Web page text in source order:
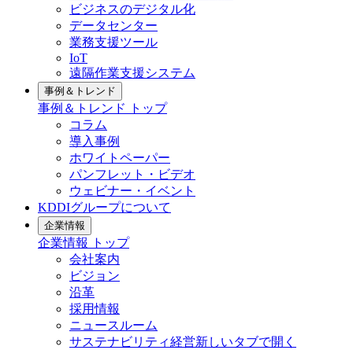
ビジネスのデジタル化
データセンター
業務支援ツール
IoT
遠隔作業支援システム
事例＆トレンド
事例＆トレンド
トップ
コラム
導入事例
ホワイトペーパー
パンフレット・ビデオ
ウェビナー・イベント
KDDIグループについて
企業情報
企業情報
トップ
会社案内
ビジョン
沿革
採用情報
ニュースルーム
サステナビリティ経営新しいタブで開く